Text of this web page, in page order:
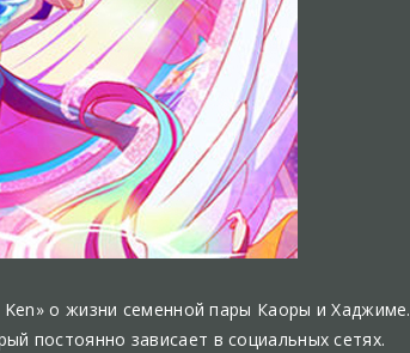
о жизни семенной пары Каоры и Хаджиме.
постоянно зависает в социальных сетях.